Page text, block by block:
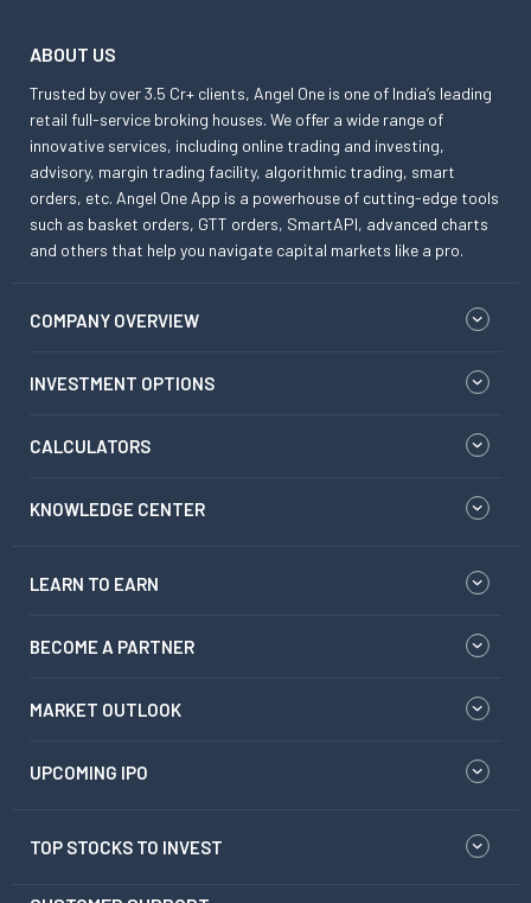
ABOUT US
Trusted by over 3.5 Cr+ clients, Angel One is one of India’s leading
retail full-service broking houses. We offer a wide range of
innovative services, including online trading and investing,
advisory, margin trading facility, algorithmic trading, smart
orders, etc. Angel One App is a powerhouse of cutting-edge tools
such as basket orders, GTT orders, SmartAPI, advanced charts
and others that help you navigate capital markets like a pro.
COMPANY OVERVIEW
INVESTMENT OPTIONS
CALCULATORS
KNOWLEDGE CENTER
LEARN TO EARN
BECOME A PARTNER
MARKET OUTLOOK
UPCOMING IPO
TOP STOCKS TO INVEST